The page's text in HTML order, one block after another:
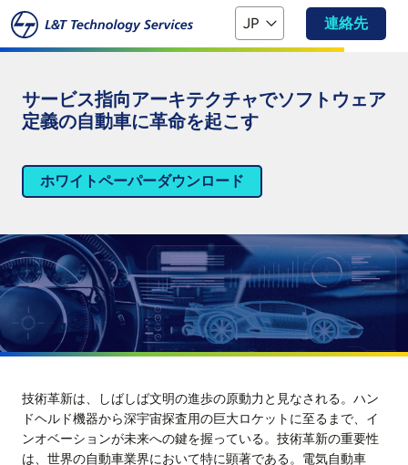
本文へスキップ
JP 連絡先
サービス指向アーキテクチャでソフトウェア
定義の自動車に革命を起こす
ホワイトペーパーダウンロード
技術革新は、しばしば文明の進歩の原動力と見なされる。ハン
ドヘルド機器から深宇宙探査用の巨大ロケットに至るまで、イ
ンオベーションが未来への鍵を握っている。技術革新の重要性
は、世界の自動車業界において特に顕著である。電気自動車